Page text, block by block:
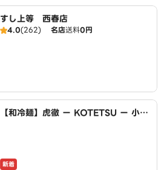
すし上等 西春店
4.0(262) 名店送料0円
【和冷麺】虎徹 ー KOTETSU ー 小牧
新着